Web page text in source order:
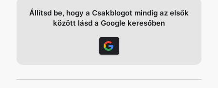
Állítsd be, hogy a Csakblogot mindig az elsők
között lásd a Google keresőben